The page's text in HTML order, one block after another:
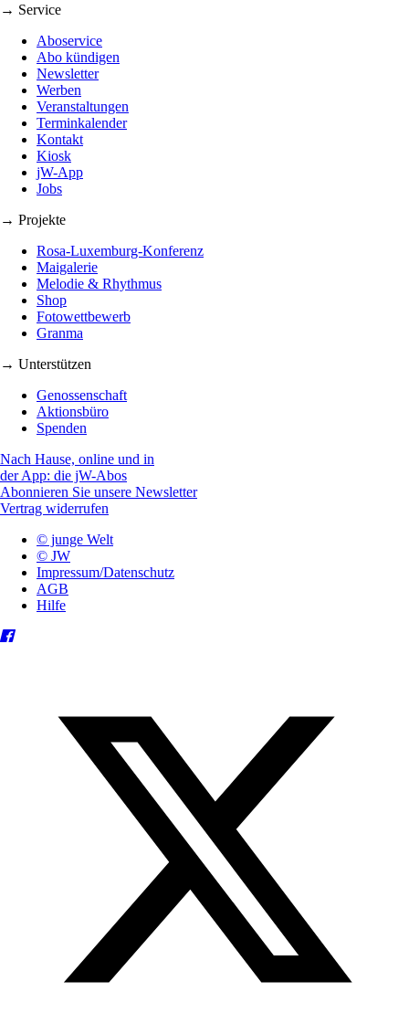
→ Service
Aboservice
Abo kündigen
Newsletter
Werben
Veranstaltungen
Terminkalender
Kontakt
Kiosk
jW-App
Jobs
→ Projekte
Rosa-Luxemburg-Konferenz
Maigalerie
Melodie & Rhythmus
Shop
Fotowettbewerb
Granma
→ Unterstützen
Genossenschaft
Aktionsbüro
Spenden
Nach Hause, online und in
der App: die jW-Abos
Abonnieren Sie unsere Newsletter
Vertrag widerrufen
© junge Welt
© JW
Impressum/Datenschutz
AGB
Hilfe